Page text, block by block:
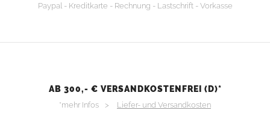
Paypal - Kreditkarte - Rechnung - Lastschrift - Vorkasse
AB 300,- € VERSANDKOSTENFREI (D)*
*mehr Infos > Liefer- und Versandkosten